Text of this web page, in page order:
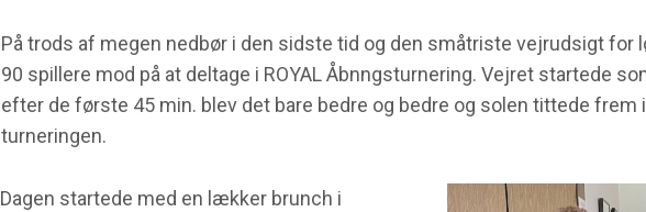
På trods af megen nedbør i den sidste tid og den småtriste vejrudsigt for
90 spillere mod på at deltage i ROYAL Åbnngsturnering. Vejret startede
efter de første 45 min. blev det bare bedre og bedre og solen tittede
turneringen.
Dagen startede med en lækker brunch i